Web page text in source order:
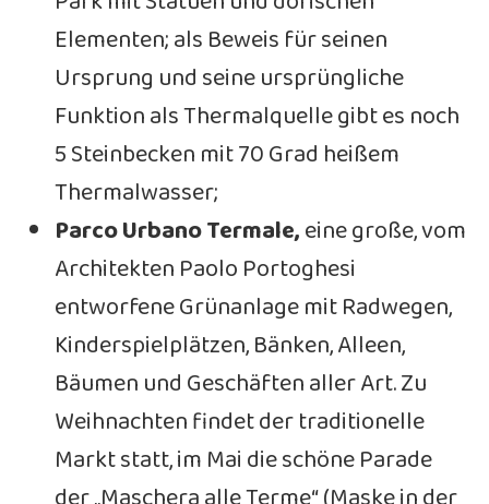
Elementen; als Beweis für seinen
Ursprung und seine ursprüngliche
Funktion als Thermalquelle gibt es noch
5 Steinbecken mit 70 Grad heißem
Thermalwasser;
Parco Urbano Termale,eine große, vom
Architekten Paolo Portoghesi
entworfene Grünanlage mit Radwegen,
Kinderspielplätzen, Bänken, Alleen,
Bäumen und Geschäften aller Art. Zu
Weihnachten findet der traditionelle
Markt statt, im Mai die schöne Parade